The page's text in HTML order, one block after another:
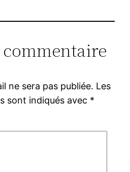
ne sera pas publiée. Les
sont indiqués avec *